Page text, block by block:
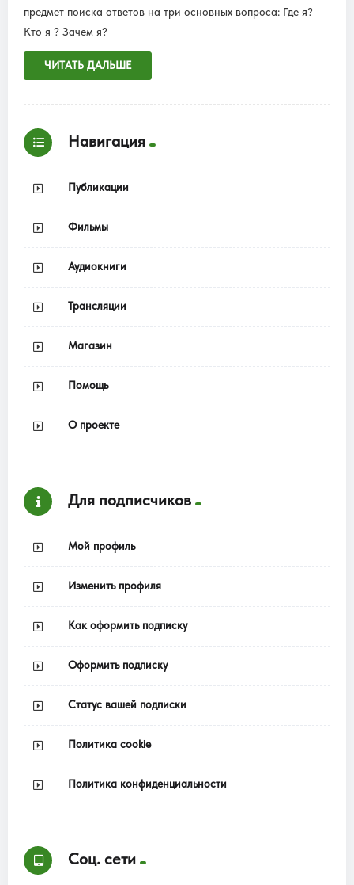
предмет поиска ответов на три основных вопроса: Где я?
Кто я ? Зачем я?
ЧИТАТЬ ДАЛЬШЕ
Навигация
Публикации
Фильмы
Аудиокниги
Трансляции
Магазин
Помощь
О проекте
Для подписчиков
Мой профиль
Изменить профиля
Как оформить подписку
Оформить подписку
Статус вашей подписки
Политика cookie
Политика конфиденциальности
Соц. сети